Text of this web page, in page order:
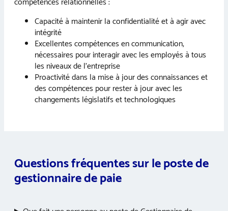
Capacité à maintenir la confidentialité et à agir avec
intégrité
Excellentes compétences en communication,
nécessaires pour interagir avec les employés à tous
les niveaux de l’entreprise
Proactivité dans la mise à jour des connaissances et
des compétences pour rester à jour avec les
changements législatifs et technologiques
Questions fréquentes sur le poste de
gestionnaire de paie